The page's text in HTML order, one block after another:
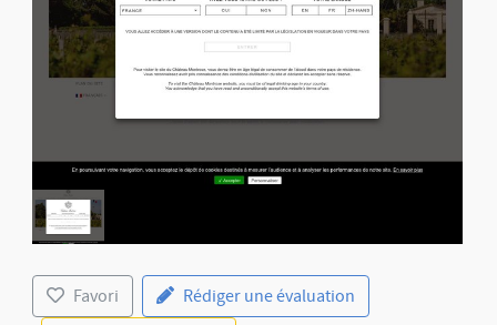
Favori
Rédiger une évaluation